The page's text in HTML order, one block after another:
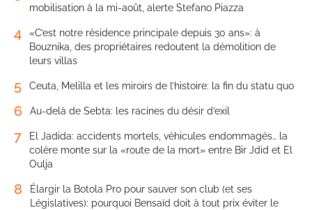
mobilisation à la mi-août, alerte Stefano Piazza
4
«C’est notre résidence principale depuis 30 ans»: à
Bouznika, des propriétaires redoutent la démolition de
leurs villas
5 Ceuta, Melilla et les miroirs de l’histoire: la fin du statu quo
6 Au-delà de Sebta: les racines du désir d’exil
7
El Jadida: accidents mortels, véhicules endommagés… la
colère monte sur la «route de la mort» entre Bir Jdid et El
Oulja
8
Élargir la Botola Pro pour sauver son club (et ses
Législatives): pourquoi Bensaïd doit à tout prix éviter le